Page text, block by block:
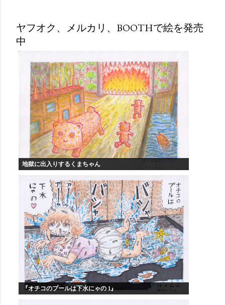
ヤフオク、メルカリ、BOOTHで絵を発売
中
地獄に出入りするくまちゃん
『オチコのプールは下水にゃの 1』